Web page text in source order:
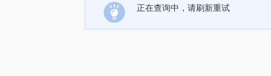
正在查询中，请刷新重试